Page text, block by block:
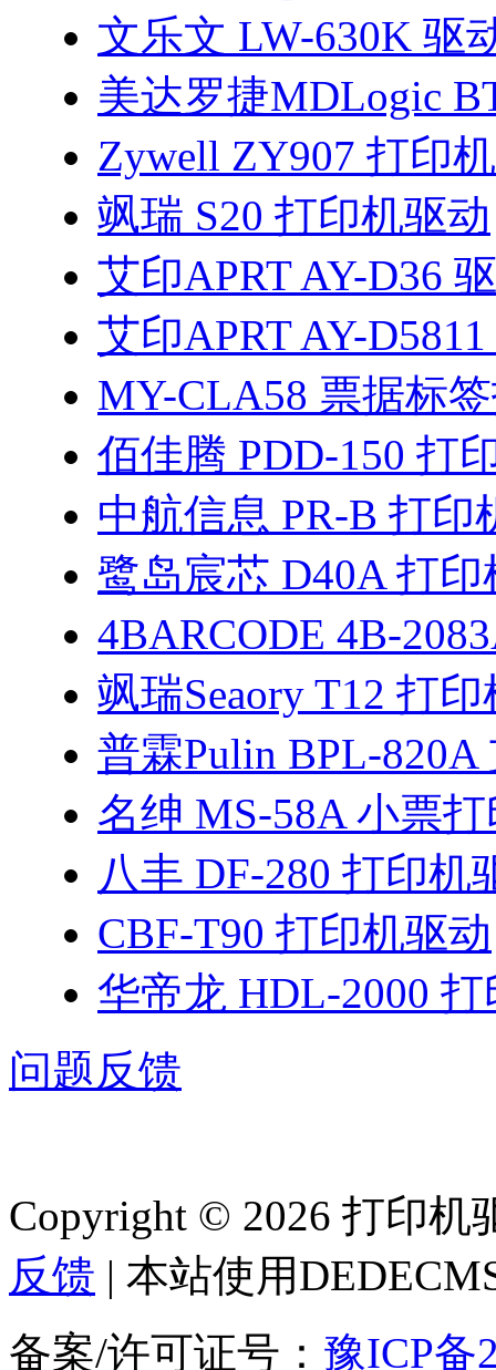
文乐文 LW-630K 驱
美达罗捷MDLogic
Zywell ZY907 打印
飒瑞 S20 打印机驱动
艾印APRT AY-D36
艾印APRT AY-
MY-CLA58 票据标
佰佳腾 PDD-150 打
中航信息 PR-B 打印
鹭岛宸芯 D40A 打印
4BARCODE 4B-
飒瑞Seaory T12 打
普霖Pulin BPL-820A
名绅 MS-58A 小票
八丰 DF-280 打印机
CBF-T90 打印机驱动
华帝龙 HDL-2000
问题反馈
Copyright © 2026 打印
反馈 | 本站使用
备案/许可证号： 豫ICP备